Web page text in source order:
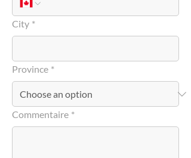
City *
Province *
Commentaire *